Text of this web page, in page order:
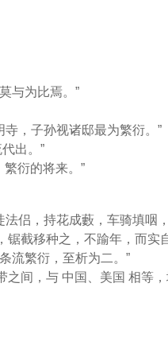
与为比焉。”
寺，子孙视诸邸最为繁衍。”
出。”
衍的将来。”
侣，持花成藪，车骑填咽
截移种之，不踰年，而实
流繁衍，至析为二。”
间，与 中国、美国 相等